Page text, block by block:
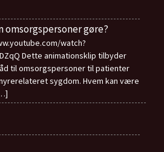
omsorgspersoner gøre?
watch?
Dette animationsklip tilbyder
til omsorgspersoner til patienter
sygdom. Hvem kan være